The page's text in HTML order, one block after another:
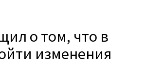
о том, что в
изменения